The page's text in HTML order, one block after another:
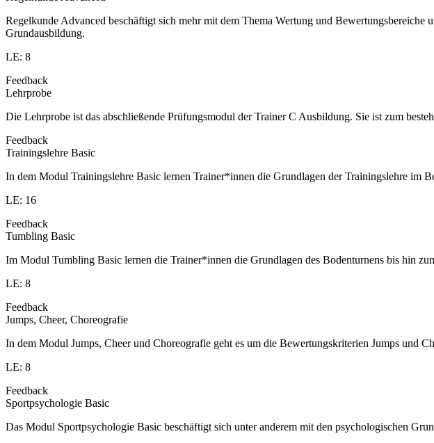
Regelkunde Advanced beschäftigt sich mehr mit dem Thema Wertung und
Grundausbildung.
LE: 8
Feedback
Lehrprobe
Die Lehrprobe ist das abschließende Prüfungsmodul der Trainer C Ausbildung. Sie ist zum
Feedback
Trainingslehre Basic
In dem Modul Trainingslehre Basic lernen Trainer*innen die Grundlagen der Trainingslehre im
LE: 16
Feedback
Tumbling Basic
Im Modul Tumbling Basic lernen die Trainer*innen die Grundlagen des Bodenturnens bis hin
LE: 8
Feedback
Jumps, Cheer, Choreografie
In dem Modul Jumps, Cheer und Choreografie geht es um die Bewertungskriterien Jumps und
LE: 8
Feedback
Sportpsychologie Basic
Das Modul Sportpsychologie Basic beschäftigt sich unter anderem mit den psychologischen